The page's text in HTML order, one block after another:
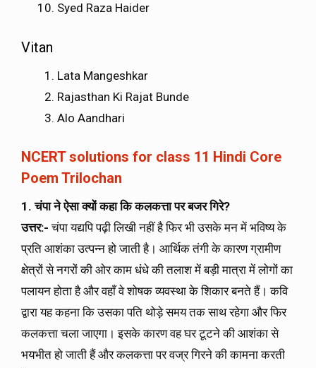
Syed Raza Haider
Vitan
Lata Mangeshkar
Rajasthan Ki Rajat Bunde
Alo Aandhari
NCERT solutions for class 11 Hindi Core
Poem Trilochan
1. चंपा ने ऐसा क्यों कहा कि कलकत्ता पर बजर गिरे?
उत्तर:- चंपा यद्यपि पढ़ी लिखी नहीं है फिर भी उसके मन में भविष्य के
प्रति आशंका उत्पन्न हो जाती है। आर्थिक तंगी के कारण ग्रामीण
क्षेत्रों से नगरों की ओर काम धंधे की तलाश में बड़ी मात्रा में लोगों का
पलायन होता है और वहाँ वे शोषक व्यवस्था के शिकार बनते हैं। कवि
द्वारा यह कहना कि उसका पति थोड़े समय तक साथ रहेगा और फिर
कलकत्ता चला जाएगा। इसके कारण वह घर टूटने की आशंका से
भयभीत हो जाती हैं और कलकत्ता पर वज्र गिरने की कामना करती